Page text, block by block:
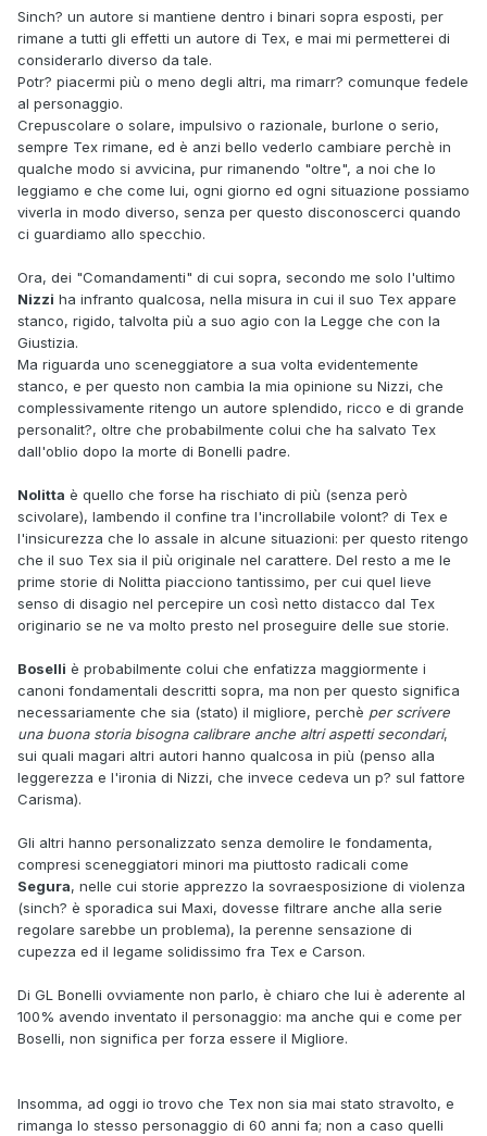
Sinch? un autore si mantiene dentro i binari sopra esposti, per
rimane a tutti gli effetti un autore di Tex, e mai mi permetterei di
considerarlo diverso da tale.
Potr? piacermi più o meno degli altri, ma rimarr? comunque fedele
al personaggio.
Crepuscolare o solare, impulsivo o razionale, burlone o serio,
sempre Tex rimane, ed è anzi bello vederlo cambiare perchè in
qualche modo si avvicina, pur rimanendo "oltre", a noi che lo
leggiamo e che come lui, ogni giorno ed ogni situazione possiamo
viverla in modo diverso, senza per questo disconoscerci quando
ci guardiamo allo specchio.
Ora, dei "Comandamenti" di cui sopra, secondo me solo l'ultimo
Nizzi ha infranto qualcosa, nella misura in cui il suo Tex appare
stanco, rigido, talvolta più a suo agio con la Legge che con la
Giustizia.
Ma riguarda uno sceneggiatore a sua volta evidentemente
stanco, e per questo non cambia la mia opinione su Nizzi, che
complessivamente ritengo un autore splendido, ricco e di grande
personalit?, oltre che probabilmente colui che ha salvato Tex
dall'oblio dopo la morte di Bonelli padre.
Nolitta è quello che forse ha rischiato di più (senza però
scivolare), lambendo il confine tra l'incrollabile volont? di Tex e
l'insicurezza che lo assale in alcune situazioni: per questo ritengo
che il suo Tex sia il più originale nel carattere. Del resto a me le
prime storie di Nolitta piacciono tantissimo, per cui quel lieve
senso di disagio nel percepire un così netto distacco dal Tex
originario se ne va molto presto nel proseguire delle sue storie.
Boselli è probabilmente colui che enfatizza maggiormente i
canoni fondamentali descritti sopra, ma non per questo significa
necessariamente che sia (stato) il migliore, perchè per scrivere
una buona storia bisogna calibrare anche altri aspetti secondari,
sui quali magari altri autori hanno qualcosa in più (penso alla
leggerezza e l'ironia di Nizzi, che invece cedeva un p? sul fattore
Carisma).
Gli altri hanno personalizzato senza demolire le fondamenta,
compresi sceneggiatori minori ma piuttosto radicali come
Segura, nelle cui storie apprezzo la sovraesposizione di violenza
(sinch? è sporadica sui Maxi, dovesse filtrare anche alla serie
regolare sarebbe un problema), la perenne sensazione di
cupezza ed il legame solidissimo fra Tex e Carson.
Di GL Bonelli ovviamente non parlo, è chiaro che lui è aderente al
100% avendo inventato il personaggio: ma anche qui e come per
Boselli, non significa per forza essere il Migliore.
Insomma, ad oggi io trovo che Tex non sia mai stato stravolto, e
rimanga lo stesso personaggio di 60 anni fa; non a caso quelli